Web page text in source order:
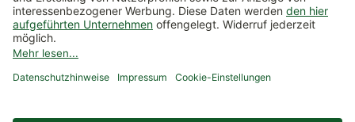
Mindestbestellwert 14,90 €, ausgenommen sind Gutscheine und
Events.